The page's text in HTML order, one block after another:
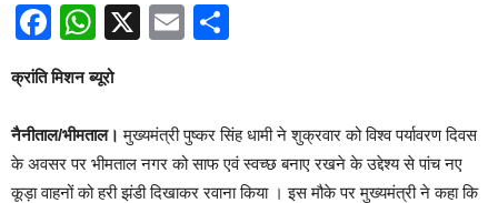
Facebook
WhatsApp
X Email
क्रांति मिशन ब्यूरो
नैनीताल/भीमताल।मुख्यमंत्री पुष्कर सिंह धामी ने शुक्रवार को विश्व पर्यावरण दिवस
के अवसर पर भीमताल नगर को साफ एवं स्वच्छ बनाए रखने के उद्देश्य से पांच नए
कूड़ा वाहनों को हरी झंडी दिखाकर रवाना किया । इस मौके पर मुख्यमंत्री ने कहा कि